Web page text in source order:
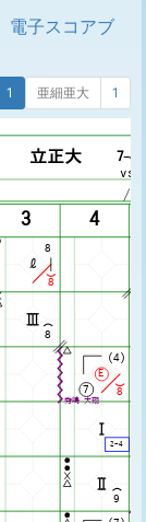
電子スコアブ
亜細亜大 1
1